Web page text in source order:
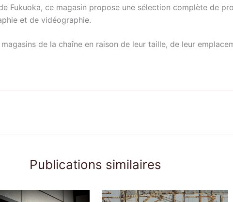
Fukuoka, ce magasin propose une sélection complète de
et de vidéographie.
de la chaîne en raison de leur taille, de leur
Publications similaires